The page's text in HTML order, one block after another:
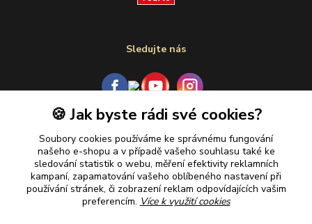
Sledujte nás
🍪 Jak byste rádi své cookies?
Soubory cookies používáme ke správnému fungování
našeho e-shopu a v případě vašeho souhlasu také ke
sledování statistik o webu, měření efektivity reklamních
kampaní, zapamatování vašeho oblíbeného nastavení při
používání stránek, či zobrazení reklam odpovídajících vašim
preferencím. Více k využití cookies